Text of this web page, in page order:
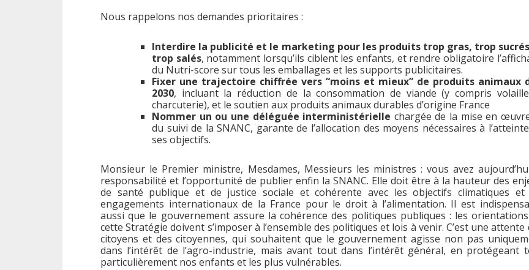
Nous rappelons nos demandes prioritaires :
Interdire la publicité et le marketing pour les produits trop gras, trop
trop salés, notamment lorsqu’ils ciblent les enfants, et rendre obligatoire
du Nutri-score sur tous les emballages et les supports publicitaires.
Fixer une trajectoire chiffrée vers “moins et mieux” de produits animaux
2030, incluant la réduction de la consommation de viande (y compris
charcuterie), et le soutien aux produits animaux durables d’origine France
Nommer un ou une déléguée interministérielle chargée de la mise en
du suivi de la SNANC, garante de l’allocation des moyens nécessaires à
ses objectifs.
Monsieur le Premier ministre, Mesdames, Messieurs les ministres : vous avez
responsabilité et l’opportunité de publier enfin la SNANC. Elle doit être à la hauteur des
de santé publique et de justice sociale et cohérente avec les objectifs climatiques et
engagements internationaux de la France pour le droit à l’alimentation. Il est
aussi que le gouvernement assure la cohérence des politiques publiques : les
cette Stratégie doivent s’imposer à l’ensemble des politiques et lois à venir. C’est une attente
citoyens et des citoyennes, qui souhaitent que le gouvernement agisse non pas
dans l’intérêt de l’agro-industrie, mais avant tout dans l’intérêt général, en protégeant
particulièrement nos enfants et les plus vulnérables.